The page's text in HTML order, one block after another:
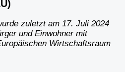
zuletzt am 17. Juli 2024
und Einwohner mit
Wirtschaftsraum